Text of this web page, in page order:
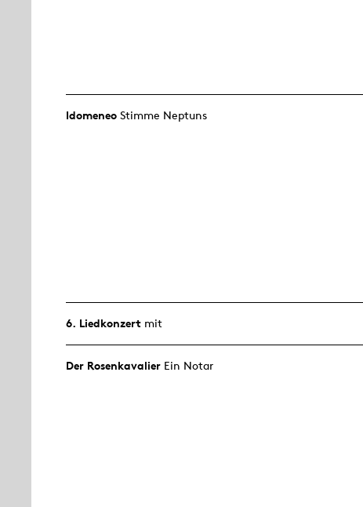
Idomeneo Stimme Neptuns
6. Lied­konzert mit
Der Rosen­kavalier Ein Notar